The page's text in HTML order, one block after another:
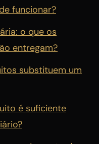
funcionar?
o que os
entregam?
substituem um
é suficiente